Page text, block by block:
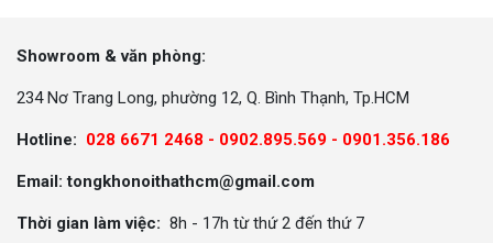
Showroom & văn phòng:
234 Nơ Trang Long, phường 12, Q. Bình Thạnh, Tp.HCM
Hotline: 028 6671 2468 - 0902.895.569 - 0901.356.186
Email: tongkhonoithathcm@gmail.com
Thời gian làm việc: 8h - 17h từ thứ 2 đến thứ 7